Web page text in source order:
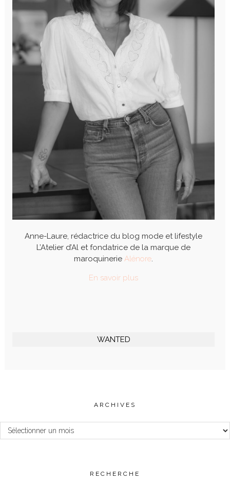
Anne-Laure, rédactrice du blog mode et lifestyle
L’Atelier d’Al et fondatrice de la marque de
maroquinerie Alénore.
En savoir plus
WANTED
ARCHIVES
Archives
RECHERCHE